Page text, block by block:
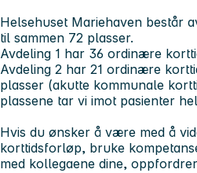
Helsehuset Mariehaven består
til sammen 72 plasser.
Avdeling 1 har 36 ordinære
Avdeling 2 har 21 ordinære
plasser (akutte kommunale
plassene tar vi imot pasienter
Hvis du ønsker å være med å
korttidsforløp, bruke
med kollegaene dine,